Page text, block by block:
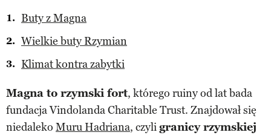
Buty z Magna
Wielkie buty Rzymian
Klimat kontra zabytki
Magna to rzymski fort, którego ruiny od lat bada
fundacja Vindolanda Charitable Trust. Znajdował się
niedaleko Muru Hadriana, czyligranicy rzymskiej